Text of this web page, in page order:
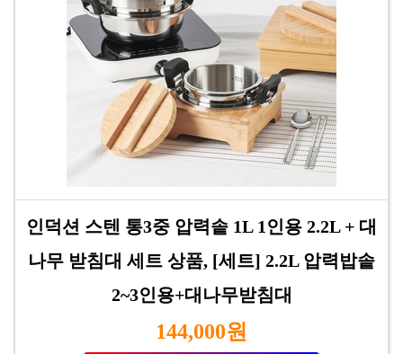
인덕션 스텐 통3중 압력솥 1L 1인용 2.2L + 대
나무 받침대 세트 상품, [세트] 2.2L 압력밥솥
2~3인용+대나무받침대
144,000원